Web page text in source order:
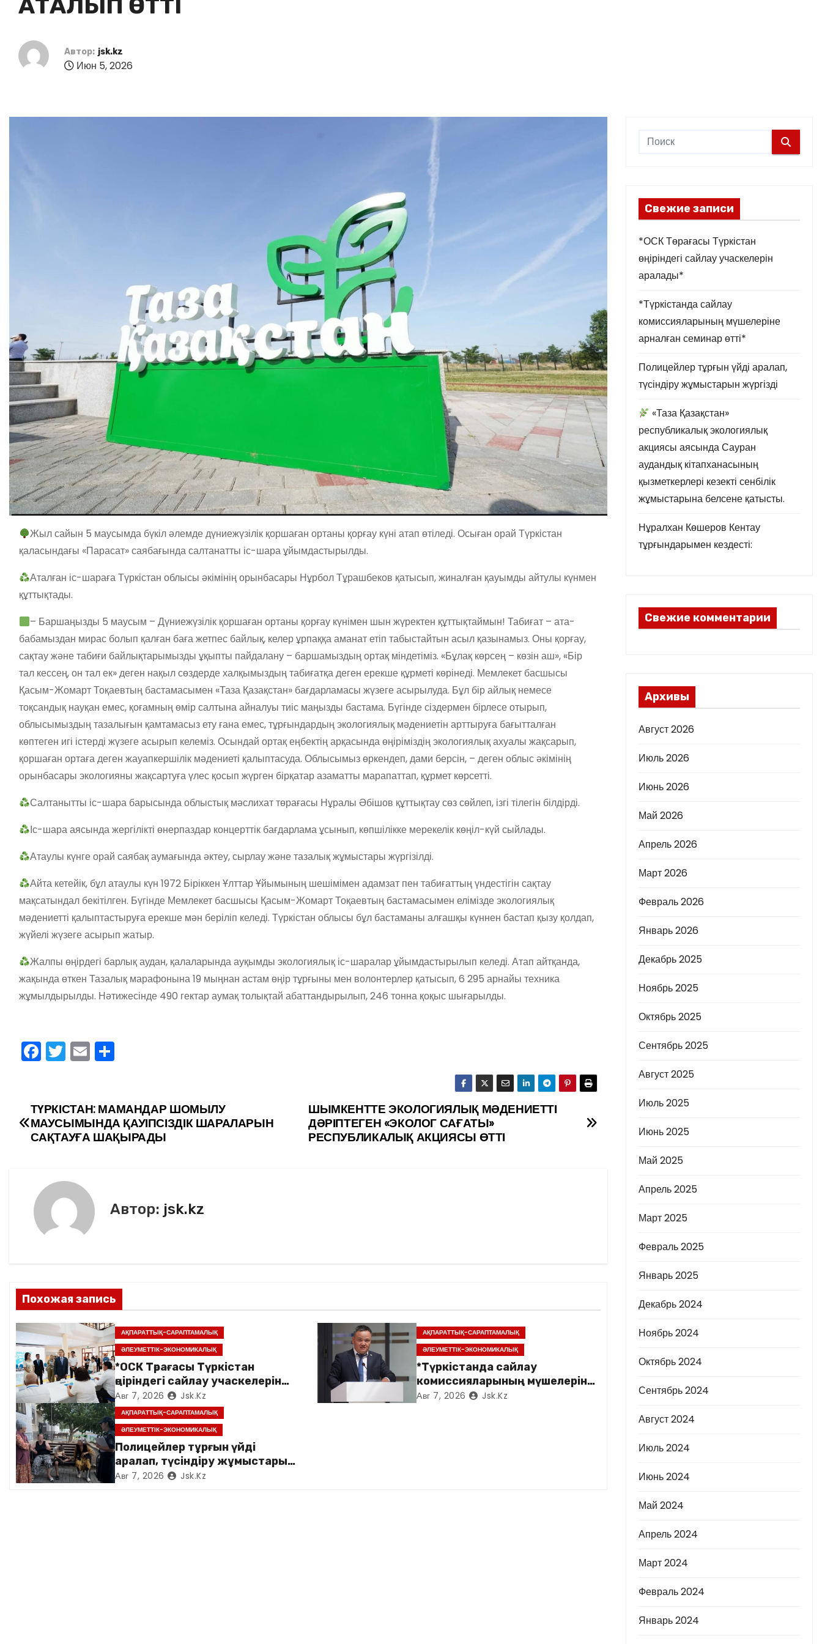
Автор: jsk.kz
Июн 5, 2026
Жыл сайын 5 маусымда бүкіл әлемде дүниежүзілік қоршаған ортаны қорғау күні атап өтіледі. Осыған орай Түркістан
қаласындағы «Парасат» саябағында салтанатты іс-шара ұйымдастырылды.
Аталған іс-шараға Түркістан облысы әкімінің орынбасары Нұрбол Тұрашбеков қатысып, жиналған қауымды айтулы күнмен
құттықтады.
– Баршаңызды 5 маусым – Дүниежүзілік қоршаған ортаны қорғау күнімен шын жүректен құттықтаймын! Табиғат – ата-
бабамыздан мирас болып қалған баға жетпес байлық, келер ұрпаққа аманат етіп табыстайтын асыл қазынамыз. Оны қорғау,
сақтау және табиғи байлықтарымызды ұқыпты пайдалану – баршамыздың ортақ міндетіміз. «Бұлақ көрсең – көзін аш», «Бір
тал кессең, он тал ек» деген нақыл сөздерде халқымыздың табиғатқа деген ерекше құрметі көрінеді. Мемлекет басшысы
Қасым-Жомарт Тоқаевтың бастамасымен «Таза Қазақстан» бағдарламасы жүзеге асырылуда. Бұл бір айлық немесе
тоқсандық науқан емес, қоғамның өмір салтына айналуы тиіс маңызды бастама. Бүгінде сіздермен бірлесе отырып,
облысымыздың тазалығын қамтамасыз ету ғана емес, тұрғындардың экологиялық мәдениетін арттыруға бағытталған
көптеген игі істерді жүзеге асырып келеміз. Осындай ортақ еңбектің арқасында өңіріміздің экологиялық ахуалы жақсарып,
қоршаған ортаға деген жауапкершілік мәдениеті қалыптасуда. Облысымыз өркендеп, дами берсін, – деген облыс әкімінің
орынбасары экологияны жақсартуға үлес қосып жүрген бірқатар азаматты марапаттап, құрмет көрсетті.
Салтанытты іс-шара барысында облыстық мәслихат төрағасы Нұралы Әбішов құттықтау сөз сөйлеп, ізгі тілегін білдірді.
Іс-шара аясында жергілікті өнерпаздар концерттік бағдарлама ұсынып, көпшілікке мерекелік көңіл-күй сыйлады.
Атаулы күнге орай саябақ аумағында әктеу, сырлау және тазалық жұмыстары жүргізілді.
Айта кетейік, бұл атаулы күн 1972 Біріккен Ұлттар Ұйымының шешімімен адамзат пен табиғаттың үндестігін сақтау
мақсатындал бекітілген. Бүгінде Мемлекет басшысы Қасым-Жомарт Тоқаевтың бастамасымен елімізде экологиялық
мәдениетті қалыптастыруға ерекше мән беріліп келеді. Түркістан облысы бұл бастаманы алғашқы күннен бастап қызу қолдап,
жүйелі жүзеге асырып жатыр.
Жалпы өңірдегі барлық аудан, қалаларында ауқымды экологиялық іс-шаралар ұйымдастырылып келеді. Атап айтқанда,
жақында өткен Тазалық марафонына 19 мыңнан астам өңір тұрғыны мен волонтерлер қатысып, 6 295 арнайы техника
жұмылдырылды. Нәтижесінде 490 гектар аумақ толықтай абаттандырылып, 246 тонна қоқыс шығарылды.
F
a
e
b
o
k
T
w
er
E
m
l а
в
и
Н
и
я
п
о
з
а
п
и
ШЫМКЕНТТЕ ЭКОЛОГИЯЛЫҚ МӘДЕНИЕТТІ
ДӘРІПТЕГЕН «ЭКОЛОГ САҒАТЫ»
РЕСПУБЛИКАЛЫҚ АКЦИЯСЫ ӨТТІ
ТҮРКІСТАН: МАМАНДАР ШОМЫЛУ
МАУСЫМЫНДА ҚАУІПСІЗДІК ШАРАЛАРЫН
САҚТАУҒА ШАҚЫРАДЫ
Автор: jsk.kz
Похожая запись
АҚПАРАТТЫҚ-САРАПТАМАЛЫҚ
ӘЛЕУМЕТТІК-ЭКОНОМИКАЛЫҚ
*ОСК Төрағасы Түркістан
өңіріндегі сайлау учаскелерін
аралады*
Авг 7, 2026 Jsk.kz
АҚПАРАТТЫҚ-САРАПТАМАЛЫҚ
ӘЛЕУМЕТТІК-ЭКОНОМИКАЛЫҚ
*Түркістанда сайлау
комиссияларының мүшелеріне
арналған семинар өтті*
Авг 7, 2026 Jsk.kz
АҚПАРАТТЫҚ-САРАПТАМАЛЫҚ
ӘЛЕУМЕТТІК-ЭКОНОМИКАЛЫҚ
Полицейлер тұрғын үйді
аралап, түсіндіру жұмыстарын
жүргізді
Авг 7, 2026 Jsk.kz
Свежие записи
*ОСК Төрағасы Түркістан
өңіріндегі сайлау учаскелерін
аралады*
*Түркістанда сайлау
комиссияларының мүшелеріне
арналған семинар өтті*
Полицейлер тұрғын үйді аралап,
түсіндіру жұмыстарын жүргізді
«Таза Қазақстан»
республикалық экологиялық
акциясы аясында Сауран
аудандық кітапханасының
қызметкерлері кезекті сенбілік
жұмыстарына белсене қатысты.
Нұралхан Көшеров Кентау
тұрғындарымен кездесті:
Свежие комментарии
Архивы
Август 2026
Июль 2026
Июнь 2026
Май 2026
Апрель 2026
Март 2026
Февраль 2026
Январь 2026
Декабрь 2025
Ноябрь 2025
Октябрь 2025
Сентябрь 2025
Август 2025
Июль 2025
Июнь 2025
Май 2025
Апрель 2025
Март 2025
Февраль 2025
Январь 2025
Декабрь 2024
Ноябрь 2024
Октябрь 2024
Сентябрь 2024
Август 2024
Июль 2024
Июнь 2024
Май 2024
Апрель 2024
Март 2024
Февраль 2024
Январь 2024